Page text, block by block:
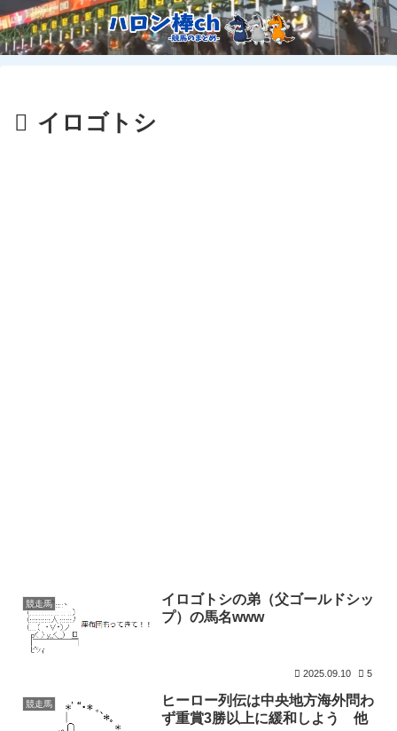
イロゴトシ
競走馬
イロゴトシの弟（父ゴールドシッ
プ）の馬名www
2025.09.10 5
競走馬
ヒーロー列伝は中央地方海外問わ
ず重賞3勝以上に緩和しよう 他